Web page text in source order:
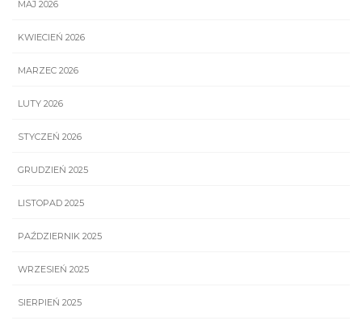
MAJ 2026
KWIECIEŃ 2026
MARZEC 2026
LUTY 2026
STYCZEŃ 2026
GRUDZIEŃ 2025
LISTOPAD 2025
PAŹDZIERNIK 2025
WRZESIEŃ 2025
SIERPIEŃ 2025